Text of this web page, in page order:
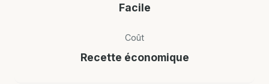
Facile
Coût
Recette économique